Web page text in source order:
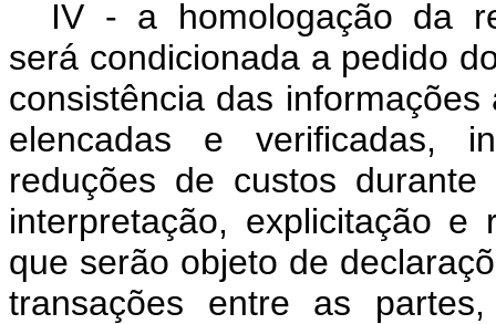
IV - a homologação da
será condicionada a pedido
consistência das
elencadas e verificadas,
reduções de custos
interpretação, explicitação e
que serão objeto de
transações entre as